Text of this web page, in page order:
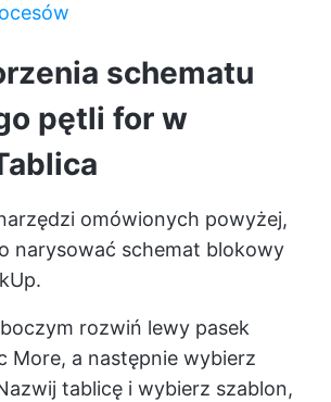
schematu
pętli for w
omówionych powyżej,
narysować schemat blokowy
rozwiń lewy pasek
More, a następnie wybierz
tablicę i wybierz szablon,